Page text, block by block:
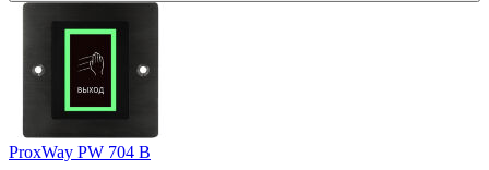
ProxWay PW 704 B